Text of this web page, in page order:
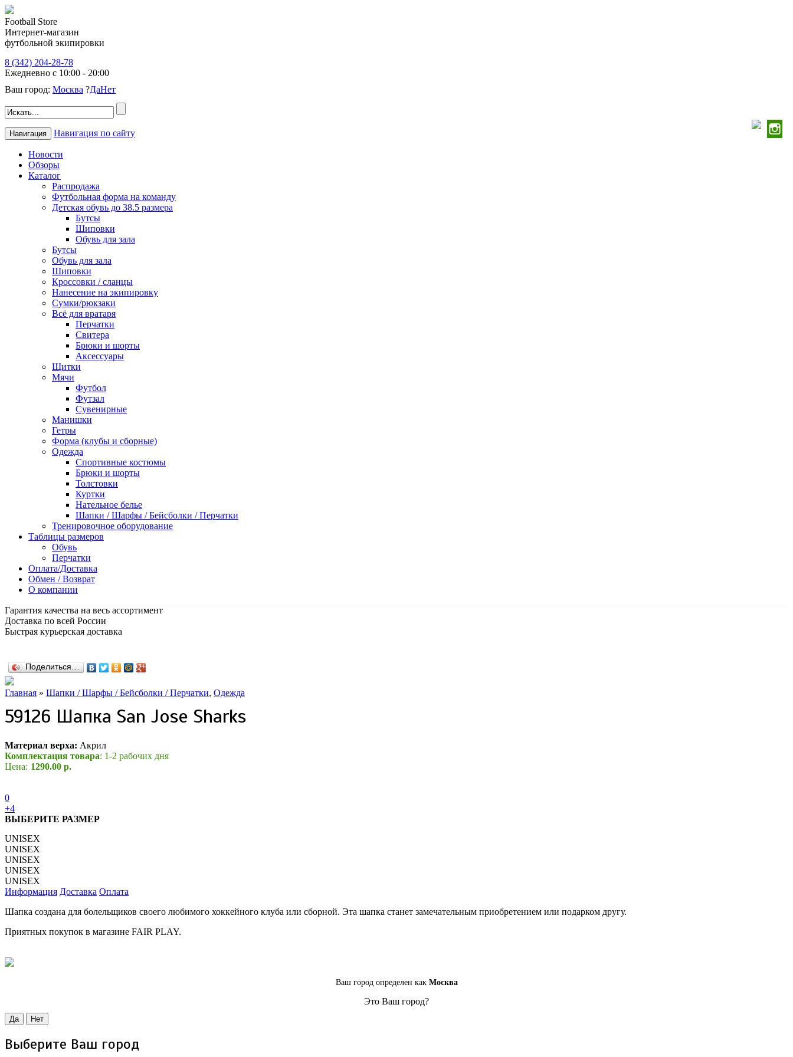
Football Store
Интернет-магазин
футбольной экипировки
8 (342) 204-28-78
Ежедневно с 10:00 - 20:00
Ваш город: Москва ?ДаНет
Навигация Навигация по сайту
Новости
Обзоры
Каталог
Распродажа
Футбольная форма на команду
Детская обувь до 38.5 размера
Бутсы
Шиповки
Обувь для зала
Бутсы
Обувь для зала
Шиповки
Кроссовки / сланцы
Нанесение на экипировку
Сумки/рюкзаки
Всё для вратаря
Перчатки
Cвитера
Брюки и шорты
Аксессуары
Щитки
Мячи
Футбол
Футзал
Сувенирные
Манишки
Гетры
Форма (клубы и сборные)
Одежда
Спортивные костюмы
Брюки и шорты
Толстовки
Куртки
Нательное белье
Шапки / Шарфы / Бейсболки / Перчатки
Тренировочное оборудование
Таблицы размеров
Обувь
Перчатки
Оплата/Доставка
Обмен / Возврат
О компании
Гарантия качества на весь ассортимент
Доставка по всей России
Быстрая курьерская доставка
Поделиться…
Главная » Шапки / Шарфы / Бейсболки / Перчатки, Одежда
59126 Шапка San Jose Sharks
Материал верха: Акрил
Комплектация товара: 1-2 рабочих дня
Цена: 1290.00 р.
0
+4
ВЫБЕРИТЕ РАЗМЕР
UNISEX
UNISEX
UNISEX
UNISEX
UNISEX
Информация Доставка Оплата
Шапка создана для болельщиков своего любимого хоккейного клуба или сборной. Эта шапка станет замечательным приобретением или подарком другу.
Приятных покупок в магазине FAIR PLAY.
Ваш город определен как Москва
Это Ваш город?
Да Нет
Выберите Ваш город